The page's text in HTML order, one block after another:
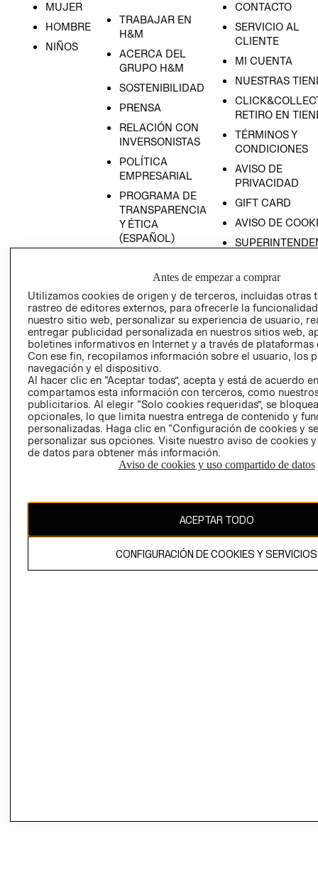
MUJER
HOMBRE
NIÑOS
TRABAJAR EN
H&M
ACERCA DEL
GRUPO H&M
SOSTENIBILIDAD
PRENSA
RELACIÓN CON
INVERSONISTAS
POLÍTICA
EMPRESARIAL
PROGRAMA DE
TRANSPARENCIA
Y ÉTICA
(ESPAÑOL)
TRANSPARENCIA
CONTACTO
SERVICIO AL
CLIENTE
MI CUENTA
NUESTRAS
RETIRO EN
TÉRMINOS Y
CONDICIONES
AVISO DE
PRIVACIDAD
GIFT CARD
AVISO DE
PETICIONES
QUEJAS Y
RECLAMOS
Colombia ($)
CAMBIAR REGIÓN
El contenido de esta página web está protegido por copyright y es
propiedad de H&M Hennes & Mauritz AB.
Antes de empezar a comprar
Utilizamos cookies de origen y de terceros, incluidas otras
rastreo de editores externos, para ofrecerle la
nuestro sitio web, personalizar su experiencia de usuario,
entregar publicidad personalizada en nuestros sitios web,
boletines informativos en Internet y a través de plataformas
Con ese fin, recopilamos información sobre el usuario, los
navegación y el dispositivo.
Al hacer clic en “Aceptar todas”, acepta y está de acuerdo
compartamos esta información con terceros, como
publicitarios. Al elegir “Solo cookies requeridas”, se
opcionales, lo que limita nuestra entrega de contenido y
personalizadas. Haga clic en “Configuración de cookies y
personalizar sus opciones. Visite nuestro aviso de cookies
de datos para obtener más información.
Aviso de cookies y uso compartido de datos
ACEPTAR TODO
CONFIGURACIÓN DE COOKIES Y SERVICIOS